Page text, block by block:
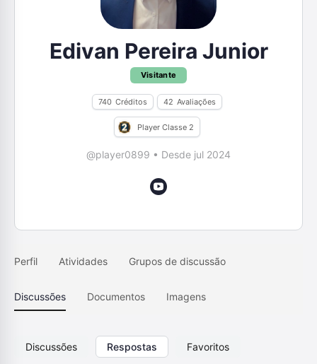
Edivan Pereira Junior
Visitante
740 Créditos 42 Avaliações
Player Classe 2
@player0899 • Desde jul 2024
Perfil Atividades Grupos de discussão
Discussões Documentos Imagens
Discussões Respostas Favoritos